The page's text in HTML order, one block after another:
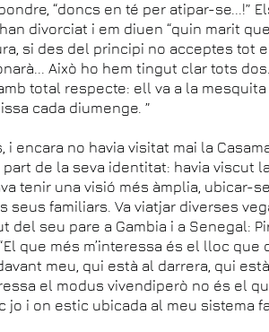
“doncs en té per atipar-se...!”
divorciat i em diuen “quin marit
si des del principi no acceptes tot
Això ho hem tingut clar tots
total respecte: ell va a la mesquita
cada diumenge. ”
i encara no havia visitat mai la
de la seva identitat: havia viscut
tenir una visió més àmplia, ubicar-
seus familiars. Va viatjar diverses
seu pare a Gambia i a Senegal:
que més m’interessa és el lloc que
meu, qui està al darrera, qui
el modus vivendiperò no és el
jo i on estic ubicada al meu sistema